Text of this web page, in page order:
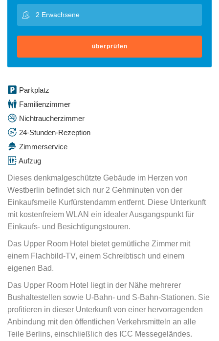
überprüfen
Parkplatz
Familienzimmer
Nichtraucherzimmer
24-Stunden-Rezeption
Zimmerservice
Aufzug
Dieses denkmalgeschützte Gebäude im Herzen von
Westberlin befindet sich nur 2 Gehminuten von der
Einkaufsmeile Kurfürstendamm entfernt. Diese Unterkunft
mit kostenfreiem WLAN ein idealer Ausgangspunkt für
Einkaufs- und Besichtigungstouren.
Das Upper Room Hotel bietet gemütliche Zimmer mit
einem Flachbild-TV, einem Schreibtisch und einem
eigenen Bad.
Das Upper Room Hotel liegt in der Nähe mehrerer
Bushaltestellen sowie U-Bahn- und S-Bahn-Stationen. Sie
profitieren in dieser Unterkunft von einer hervorragenden
Anbindung mit den öffentlichen Verkehrsmitteln an alle
Teile Berlins, einschließlich des ICC Messegeländes.